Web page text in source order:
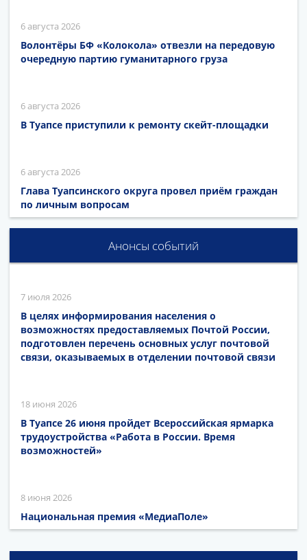
6 августа 2026
Волонтёры БФ «Колокола» отвезли на передовую
очередную партию гуманитарного груза
6 августа 2026
В Туапсе приступили к ремонту скейт-площадки
6 августа 2026
Глава Туапсинского округа провел приём граждан
по личным вопросам
Анонсы событий
7 июля 2026
В целях информирования населения о
возможностях предоставляемых Почтой России,
подготовлен перечень основных услуг почтовой
связи, оказываемых в отделении почтовой связи
18 июня 2026
В Туапсе 26 июня пройдет Всероссийская ярмарка
трудоустройства «Работа в России. Время
возможностей»
8 июня 2026
Национальная премия «МедиаПоле»